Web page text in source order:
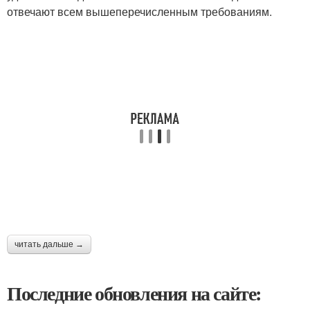
отвечают всем вышеперечисленным требованиям.
читать дальше →
Последние обновления на сайте: